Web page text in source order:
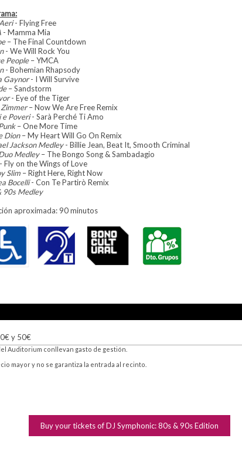
- Flying Free
- Mamma Mia
– The Final Countdown
- We Will Rock You
People– YMCA
- Bohemian Rhapsody
Gaynor- I Will Survive
– Sandstorm
- Eye of the Tiger
Zimmer– Now We Are Free Remix
e Poveri- Sarà Perché Ti Amo
– One More Time
Dion– My Heart Will Go On Remix
Jackson Medley- Billie Jean, Beat It, Smooth Criminal
Medley– The Bongo Song & Sambadagio
Fly on the Wings of Love
Slim – Right Here, Right Now
Bocelli- Con Te Partirò Remix
90s Medley
aproximada: 90 minutos
y 50€
Auditorium conllevan gasto de gestión.
mayor y no se garantiza la entrada al recinto.
Buy your tickets of DJ Symphonic: 80s & 90s Edition